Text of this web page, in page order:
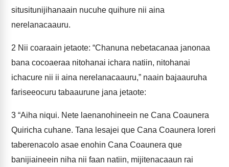
situsitunijihanaain nucuhe quihure nii aina
nerelanacaauru.
2 Nii coaraain jetaote: “Chanuna nebetacanaa janonaa
bana cocoaeraa nitohanai ichara natiin, nitohanai
ichacure nii ii aina nerelanacaauru,” naain bajaauruha
fariseeocuru tabaaurune jana jetaote:
3 “Aiha niqui. Nete laenanohineein ne Cana Coaunera
Quiricha cuhane. Tana lesajei que Cana Coaunera loreri
taberenacolo asae enohin Cana Coaunera que
banijiaineein niha nii faan natiin, mijitenacaaun rai